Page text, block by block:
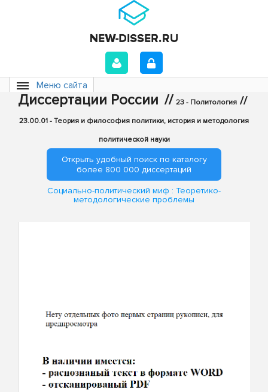
Меню сайта
Диссертации России // 23 - Политология //
23.00.01 - Теория и философия политики, история и методология
политической науки
Открыть удобный поиск по каталогу
более 800 000 диссертаций
Социально-политический миф : Теоретико-
методологические проблемы